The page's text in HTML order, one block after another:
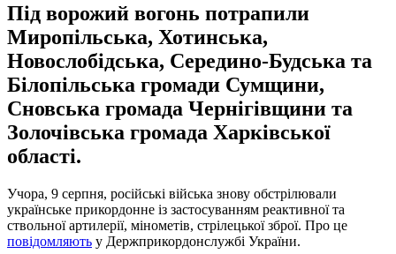
Під ворожий вогонь потрапили
Миропільська, Хотинська,
Новослобідська, Середино-Будська та
Білопільська громади Сумщини,
Сновська громада Чернігівщини та
Золочівська громада Харківської
області.
Учора, 9 серпня, російські війська знову обстрілювали
українське прикордонне із застосуванням реактивної та
ствольної артилерії, мінометів, стрілецької зброї. Про це
повідомляють у Держприкордонслужбі України.